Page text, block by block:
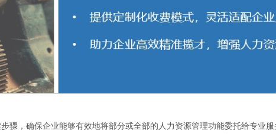
骤，‌确保企业能够有效地将部分或全部的人力资源管理功能委托给专业